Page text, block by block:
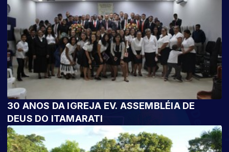
30 ANOS DA IGREJA EV. ASSEMBLÉIA DE
DEUS DO ITAMARATI